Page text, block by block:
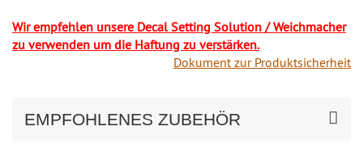
Wir empfehlen unsere Decal Setting Solution / Weichmacher
zu verwenden um die Haftung zu verstärken.
Dokument zur Produktsicherheit
EMPFOHLENES ZUBEHÖR